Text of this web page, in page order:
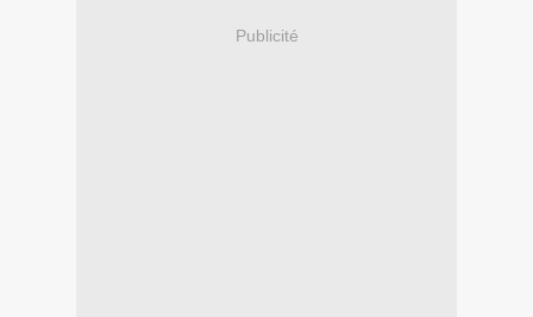
Publicité